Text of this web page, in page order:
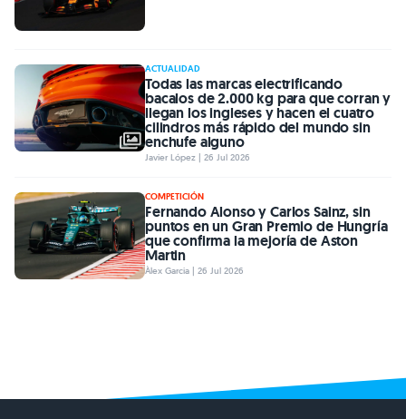
ACTUALIDAD
Todas las marcas electrificando
bacalos de 2.000 kg para que corran y
llegan los ingleses y hacen el cuatro
cilindros más rápido del mundo sin
enchufe alguno
Javier López | 26 Jul 2026
COMPETICIÓN
Fernando Alonso y Carlos Sainz, sin
puntos en un Gran Premio de Hungría
que confirma la mejoría de Aston
Martin
Àlex Garcia | 26 Jul 2026